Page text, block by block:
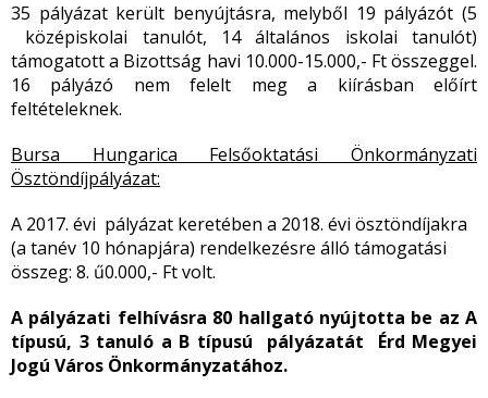
35 pályázat került benyújtásra, melyből 19 pályázót (5
középiskolai tanulót, 14 általános iskolai tanulót)
támogatott a Bizottság havi 10.000-15.000,- Ft összeggel.
16 pályázó nem felelt meg a kiírásban előírt
feltételeknek.
Bursa Hungarica Felsőoktatási Önkormányzati
Ösztöndíjpályázat:
A 2017. évi pályázat keretében a 2018. évi ösztöndíjakra
(a tanév 10 hónapjára) rendelkezésre álló támogatási
összeg: 8. ű0.000,- Ft volt.
A pályázati felhívásra 80 hallgató nyújtotta be az A
típusú, 3 tanuló a B típusú pályázatát Érd Megyei
Jogú Város Önkormányzatához.